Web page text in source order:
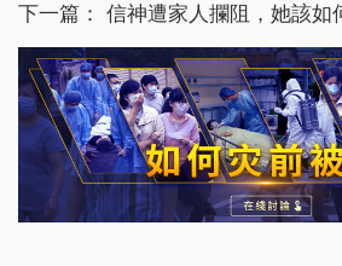
下一篇： 信神遭家人攔阻，她該如